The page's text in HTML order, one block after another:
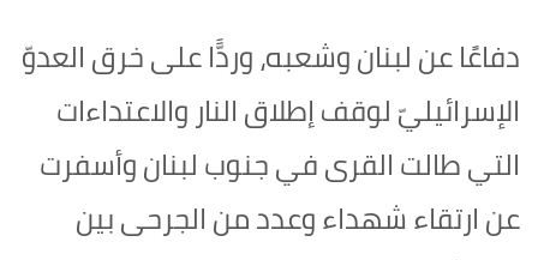
دفاعًا عن لبنان وشعبه، وردًّا على خرق العدوّ
الإسرائيليّ لوقف إطلاق النار والاعتداءات
التي طالت القرى في جنوب لبنان وأسفرت
عن ارتقاء شهداء وعدد من الجرحى بين